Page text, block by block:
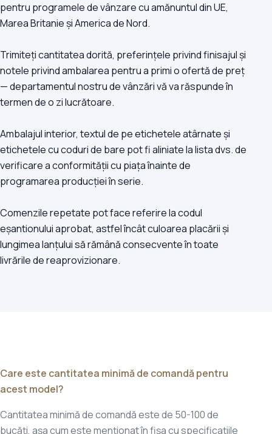
pentru programele de vânzare cu amănuntul din UE,
Marea Britanie și America de Nord.
Trimiteți cantitatea dorită, preferințele privind finisajul și
notele privind ambalarea pentru a primi o ofertă de preț
— departamentul nostru de vânzări vă va răspunde în
termen de o zi lucrătoare.
Ambalajul interior, textul de pe etichetele atârnate și
etichetele cu coduri de bare pot fi aliniate la lista dvs. de
verificare a conformității cu piața înainte de
programarea producției în serie.
Comenzile repetate pot face referire la codul
eșantionului aprobat, astfel încât culoarea placării și
lungimea lanțului să rămână consecvente în toate
livrările de reaprovizionare.
Care este cantitatea minimă de comandă pentru
acest model?
Cantitatea minimă de comandă este de 50-100 de
bucăți, așa cum este menționat în fișa cu specificațiile